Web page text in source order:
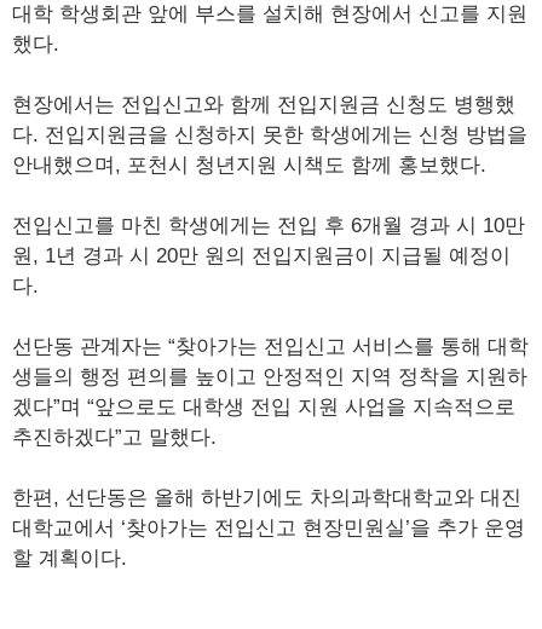
대학 학생회관 앞에 부스를 설치해 현장에서 신고를 지원
했다.
현장에서는 전입신고와 함께 전입지원금 신청도 병행했
다. 전입지원금을 신청하지 못한 학생에게는 신청 방법을
안내했으며, 포천시 청년지원 시책도 함께 홍보했다.
전입신고를 마친 학생에게는 전입 후 6개월 경과 시 10만
원, 1년 경과 시 20만 원의 전입지원금이 지급될 예정이
다.
선단동 관계자는 “찾아가는 전입신고 서비스를 통해 대학
생들의 행정 편의를 높이고 안정적인 지역 정착을 지원하
겠다”며 “앞으로도 대학생 전입 지원 사업을 지속적으로
추진하겠다”고 말했다.
한편, 선단동은 올해 하반기에도 차의과학대학교와 대진
대학교에서 ‘찾아가는 전입신고 현장민원실’을 추가 운영
할 계획이다.